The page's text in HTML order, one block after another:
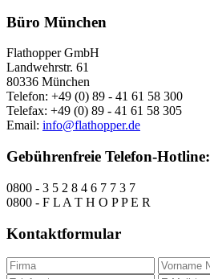
Büro München
Flathopper GmbH
Landwehrstr. 61
80336 München
Telefon: +49 (0) 89 - 41 61 58 300
Telefax: +49 (0) 89 - 41 61 58 305
Email: info@flathopper.de
Gebührenfreie Telefon-Hotline:
0800 - 3 5 2 8 4 6 7 7 3 7
0800 - F L A T H O P P E R
Kontaktformular